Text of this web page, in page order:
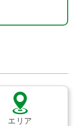
エリア